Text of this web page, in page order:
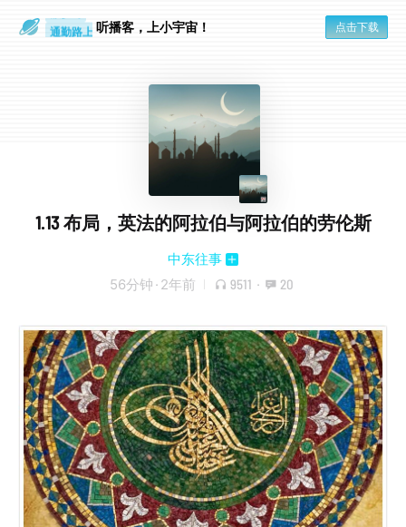
通勤路上 听播客，上小宇宙！ 点击下载
1.13 布局，英法的阿拉伯与阿拉伯的劳伦斯
中东往事
56分钟 · 2年前 9511 · 20